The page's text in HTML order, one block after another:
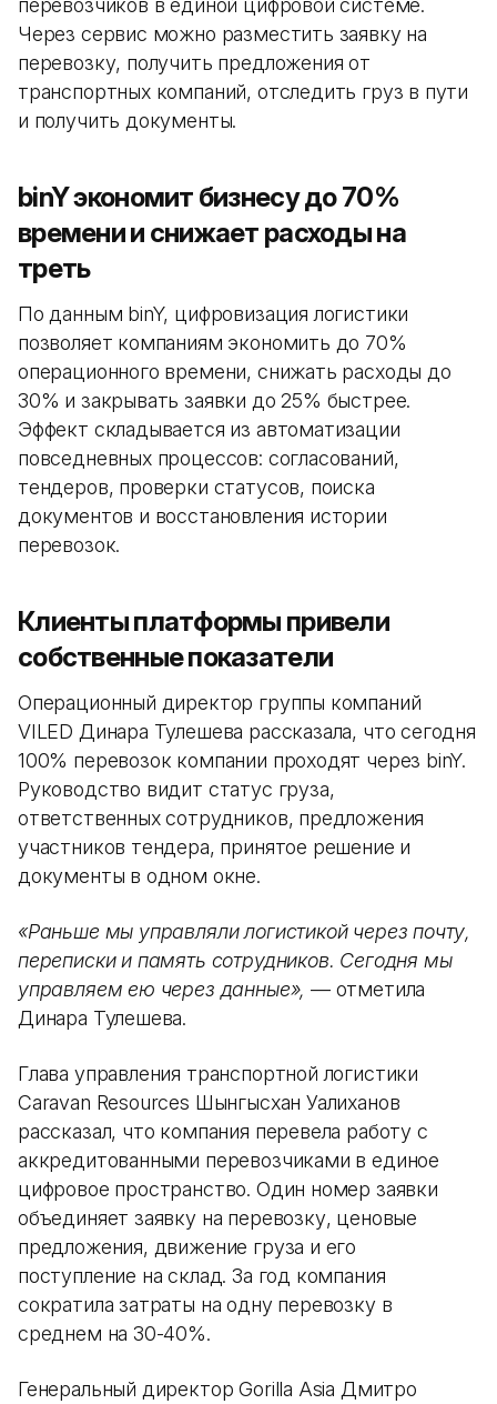
перевозчиков в единой цифровой системе.
Через сервис можно разместить заявку на
перевозку, получить предложения от
транспортных компаний, отследить груз в пути
и получить документы.
binY экономит бизнесу до 70%
времени и снижает расходы на
треть
По данным binY, цифровизация логистики
позволяет компаниям экономить до 70%
операционного времени, снижать расходы до
30% и закрывать заявки до 25% быстрее.
Эффект складывается из автоматизации
повседневных процессов: согласований,
тендеров, проверки статусов, поиска
документов и восстановления истории
перевозок.
Клиенты платформы привели
собственные показатели
Операционный директор группы компаний
VILED Динара Тулешева рассказала, что сегодня
100% перевозок компании проходят через binY.
Руководство видит статус груза,
ответственных сотрудников, предложения
участников тендера, принятое решение и
документы в одном окне.
«Раньше мы управляли логистикой через почту,
переписки и память сотрудников. Сегодня мы
управляем ею через данные», — отметила
Динара Тулешева.
Глава управления транспортной логистики
Caravan Resources Шынгысхан Уалиханов
рассказал, что компания перевела работу с
аккредитованными перевозчиками в единое
цифровое пространство. Один номер заявки
объединяет заявку на перевозку, ценовые
предложения, движение груза и его
поступление на склад. За год компания
сократила затраты на одну перевозку в
среднем на 30-40%.
Генеральный директор Gorilla Asia Дмитро